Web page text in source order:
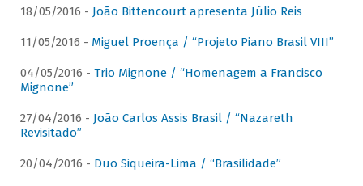
18/05/2016 - João Bittencourt apresenta Júlio Reis
11/05/2016 - Miguel Proença / “Projeto Piano Brasil VIII”
04/05/2016 - Trio Mignone / “Homenagem a Francisco
Mignone”
27/04/2016 - João Carlos Assis Brasil / “Nazareth
Revisitado”
20/04/2016 - Duo Siqueira-Lima / “Brasilidade”